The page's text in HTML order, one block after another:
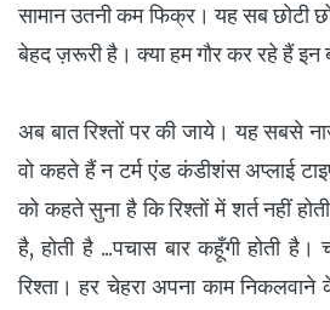
सामान उतनी कम फिक्र। यह सब छोटी
बेहद ज़रूरी है। क्या हम गौर कर रहे हैं इन
अब बात रिश्तों पर की जाये। यह सबसे
वो कहते हैं न टर्म एंड कंडीशंस अप्लाई
को कहते सुना है कि रिश्तों में शर्त नहीं
है, होती है ...पचास बार कहूँगी होती है।
रिश्ता। हर चेहरा अपना काम